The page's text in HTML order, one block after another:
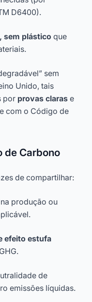
D6400).
sem plástico que
sem
Unido, tais
por provas claras e
com o Código de
de Carbono
de compartilhar:
na produção ou
efeito estufa
de
emissões líquidas.